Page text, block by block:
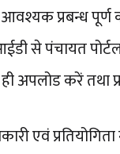
प्रबन्ध पूर्ण
से पंचायत
अपलोड करें तथा
एवं